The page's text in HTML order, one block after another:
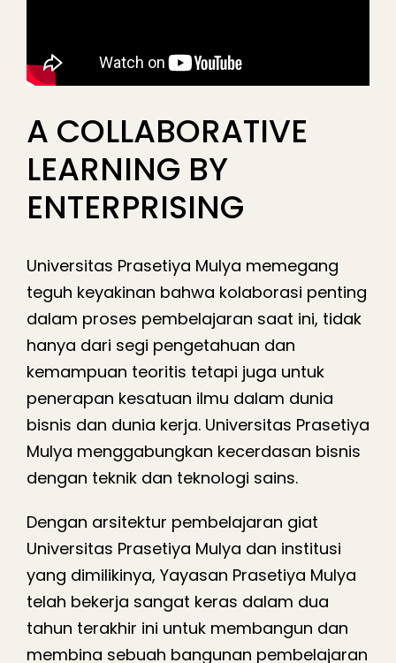
A COLLABORATIVE
LEARNING BY
ENTERPRISING
Universitas Prasetiya Mulya memegang
teguh keyakinan bahwa kolaborasi penting
dalam proses pembelajaran saat ini, tidak
hanya dari segi pengetahuan dan
kemampuan teoritis tetapi juga untuk
penerapan kesatuan ilmu dalam dunia
bisnis dan dunia kerja. Universitas Prasetiya
Mulya menggabungkan kecerdasan bisnis
dengan teknik dan teknologi sains.
Dengan arsitektur pembelajaran giat
Universitas Prasetiya Mulya dan institusi
yang dimilikinya, Yayasan Prasetiya Mulya
telah bekerja sangat keras dalam dua
tahun terakhir ini untuk membangun dan
membina sebuah bangunan pembelajaran